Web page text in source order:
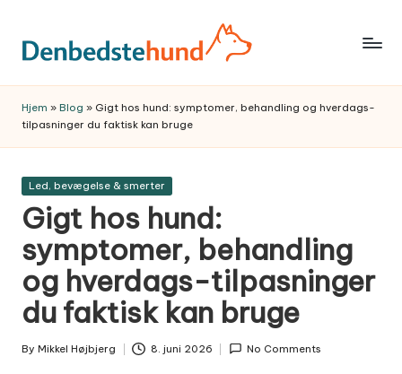
Skip
content
praktiske
hundeguider
og
til
et
bedre
hundeliv
–
fra
til
Hjem » Blog » Gigt hos hund: symptomer, behandling og hverdags-
tilpasninger du faktisk kan bruge
Posted
Led, bevægelse & smerter
Gigt hos hund:
symptomer, behandling
og hverdags-tilpasninger
du faktisk kan bruge
Posted
By Mikkel Højbjerg 8. juni 2026 No Comments